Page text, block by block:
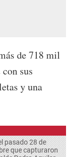
de 718 mil
sus
y una
pasado 28 de
que capturaron